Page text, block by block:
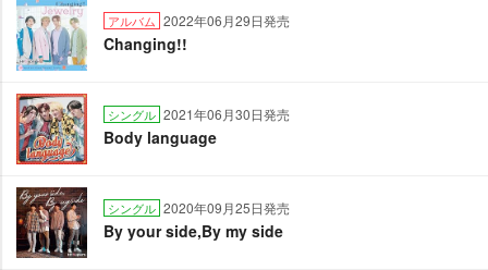
アルバム 2022年06月29日発売
Changing!!
シングル 2021年06月30日発売
Body language
シングル 2020年09月25日発売
By your side,By my side